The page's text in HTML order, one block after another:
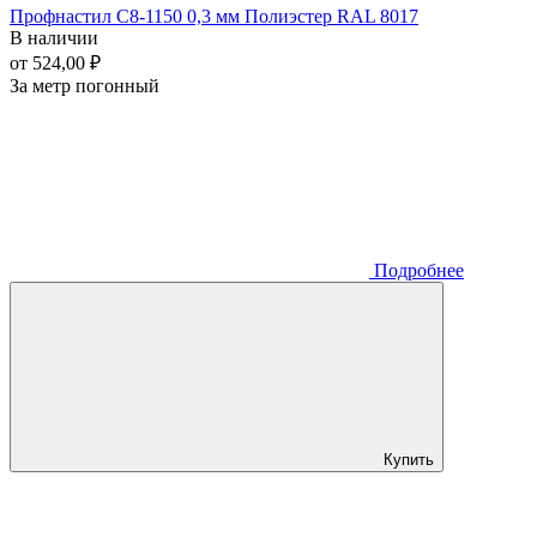
Профнастил С8-1150 0,3 мм Полиэстер RAL 8017
В наличии
от 524,00 ₽
За метр погонный
Подробнее
Купить